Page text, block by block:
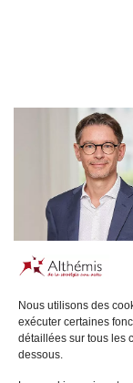
Nous utilisons des
exécuter certaines
détaillées sur tous les
dessous.
Frédéric
LYON